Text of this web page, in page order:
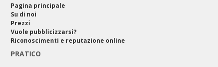
Pagina principale
Su di noi
Prezzi
Vuole pubblicizzarsi?
Riconoscimenti e reputazione online
PRATICO